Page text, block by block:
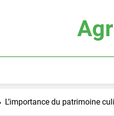
L’importance du patrimoine